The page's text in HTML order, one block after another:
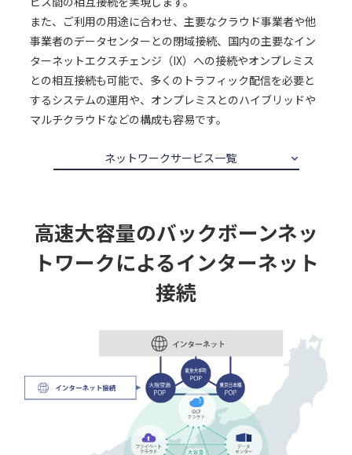
また、ご利用の用途に合わせ、主要なクラウド事業者や他
事業者のデータセンターとの閉域接続、国内の主要なイン
ターネットエクスチェンジ（IX）への接続やオンプレミス
との相互接続も可能で、多くのトラフィック配信を必要と
するシステムの運用や、オンプレミスとのハイブリッドや
マルチクラウドなどの構成も容易です。
ネットワークサービス一覧
高速大容量のバックボーンネッ
トワークによるインターネット
接続